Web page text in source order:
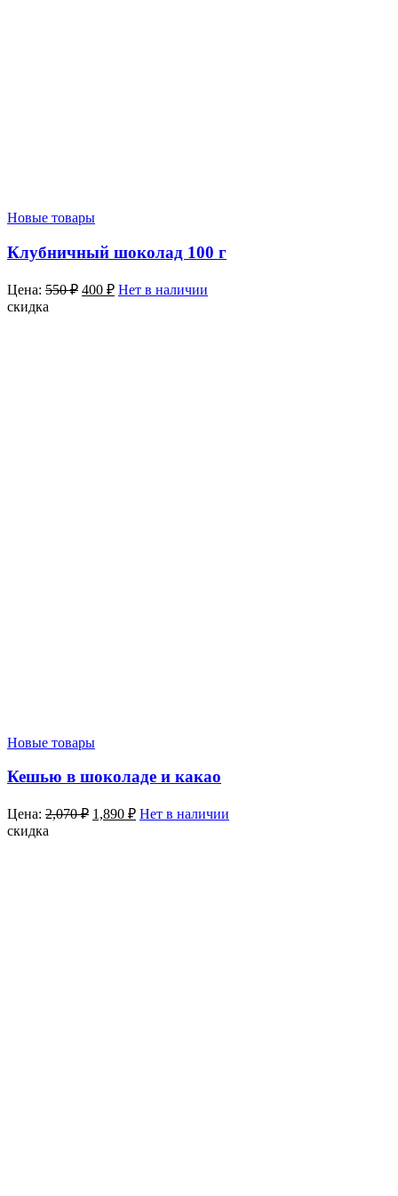
Новые товары
Клубничный шоколад 100 г
Цена: 550₽ 400 ₽ Нет в наличии
скидка
Новые товары
Кешью в шоколаде и какао
Цена: 2,070₽ 1,890 ₽ Нет в наличии
скидка